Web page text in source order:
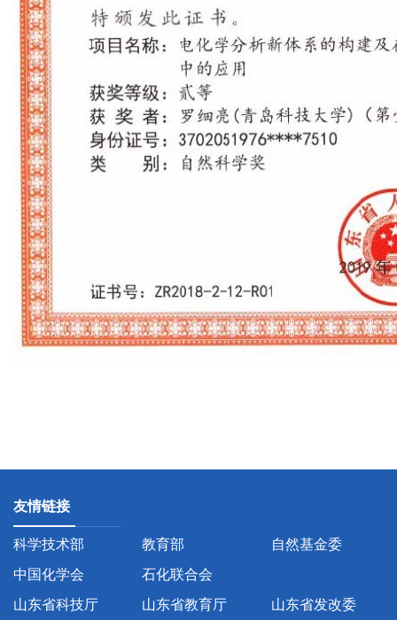
友情链接
科学技术部 教育部
自然基金委
中国化学会
石化联合会
山东省科技厅
山东省教育厅 山东省发改委